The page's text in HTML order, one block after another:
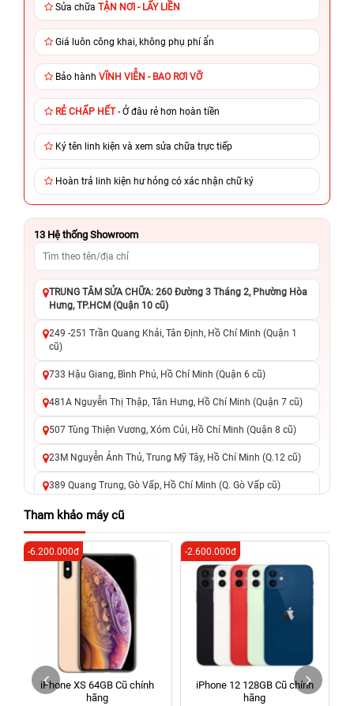
Sửa chữa TẬN NƠI - LẤY LIỀN
Giá luôn công khai, không phụ phí ẩn
Bảo hành VĨNH VIỄN - BAO RƠI VỠ
RẺ CHẤP HẾT- Ở đâu rẻ hơn hoàn tiền
Ký tên linh kiện và xem sửa chữa trực tiếp
Hoàn trả linh kiện hư hỏng có xác nhận chữ ký
13 Hệ thống Showroom
TRUNG TÂM SỬA CHỮA: 260 Đường 3 Tháng 2, Phường Hòa
Hưng, TP.HCM (Quận 10 cũ)
249 -251 Trần Quang Khải, Tân Định, Hồ Chí Minh (Quận 1
cũ)
733 Hậu Giang, Bình Phú, Hồ Chí Minh (Quận 6 cũ)
481A Nguyễn Thị Thập, Tân Hưng, Hồ Chí Minh (Quận 7 cũ)
507 Tùng Thiện Vương, Xóm Củi, Hồ Chí Minh (Quận 8 cũ)
23M Nguyễn Ảnh Thủ, Trung Mỹ Tây, Hồ Chí Minh (Q.12 cũ)
389 Quang Trung, Gò Vấp, Hồ Chí Minh (Q. Gò Vấp cũ)
625 - 625A Âu Cơ, Tân Phú, Hồ Chí Minh (Quận Tân Phú cũ)
326 Lê Văn Việt, Tăng Nhơn Phú, Hồ Chí Minh (Q.9 TP. Thủ
Đức cũ)
256 Võ Văn Ngân, Thủ Đức, Hồ Chí Minh (Bình Thọ, TP. Thủ
Đức Cũ)
70 Nguyễn An Ninh, Dĩ An, Hồ Chí Minh (Bình Dương Cũ)
24h Vũng Tàu: 162A Ba Cu, Vũng Tàu, Hồ Chí Minh (TP. Vũng
Tàu cũ)
198 Hoàng Văn Thụ, Tân Sơn Nhất, Hồ Chí Minh (Tân Bình
Tham khảo máy cũ
iPhone XS 64GB Cũ chính
hãng
-6.200.000đ
iPhone 12 128GB Cũ chính
hãng
-2.600.000đ